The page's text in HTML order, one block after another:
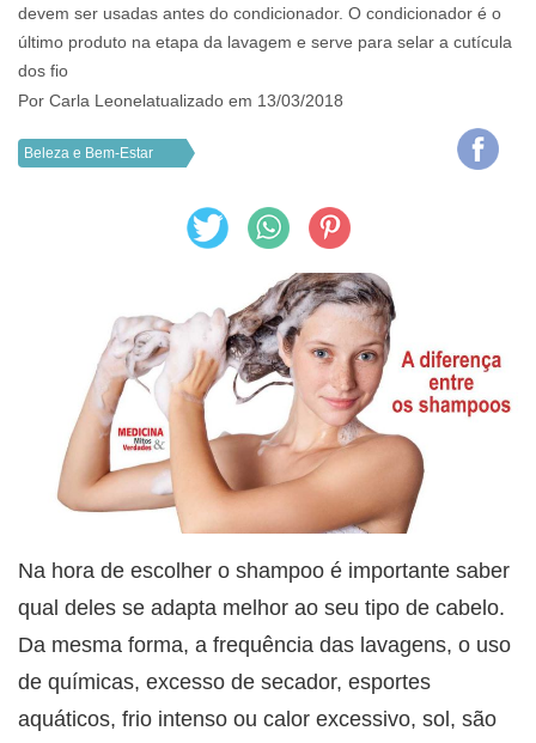
devem ser usadas antes do condicionador. O condicionador é o
último produto na etapa da lavagem e serve para selar a cutícula
dos fio
Por Carla Leonelatualizado em 13/03/2018
Beleza e Bem-Estar
Na hora de escolher o shampoo é importante saber
qual deles se adapta melhor ao seu tipo de cabelo.
Da mesma forma, a frequência das lavagens, o uso
de químicas, excesso de secador, esportes
aquáticos, frio intenso ou calor excessivo, sol, são